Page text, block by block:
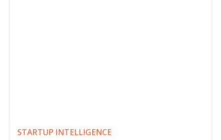
STARTUP INTELLIGENCE